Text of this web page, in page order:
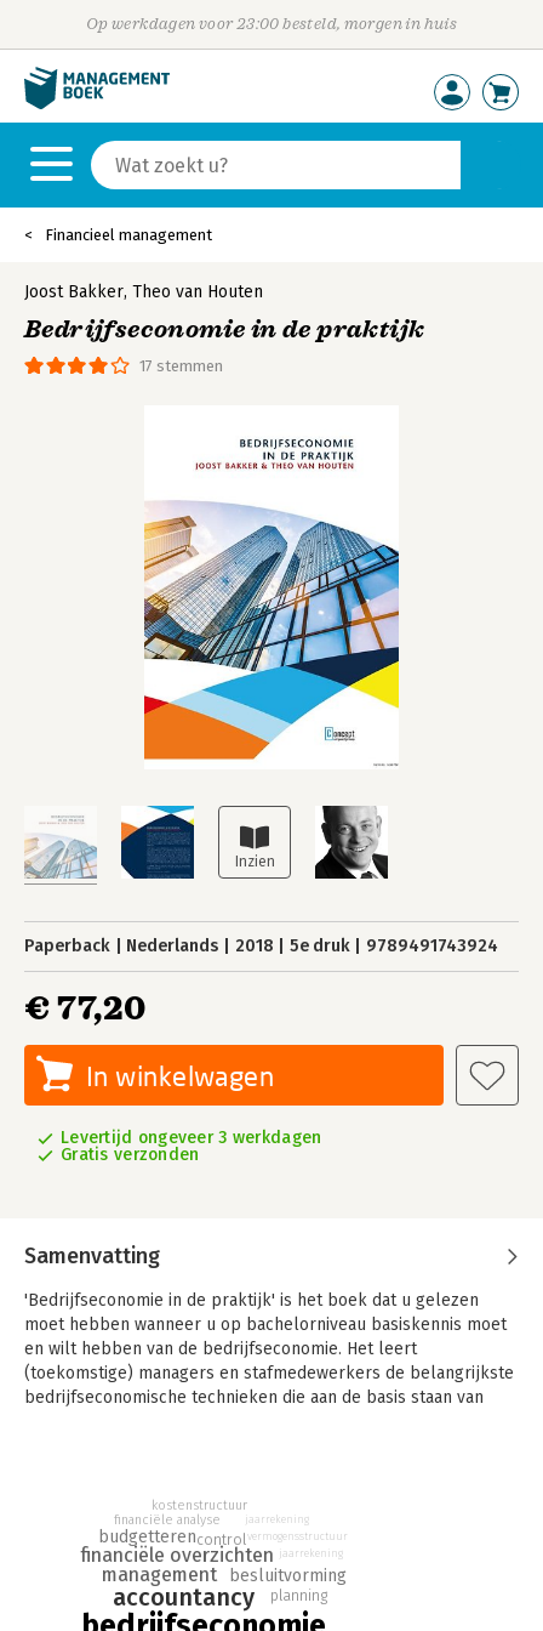
Op werkdagen voor 23:00 besteld, morgen in huis
Financieel management
17 stemmen
Joost Bakker, Theo van Houten
Bedrijfseconomie in de praktijk
Paperback Nederlands 2018 5e druk 9789491743924
€ 77,20
In winkelwagen
Levertijd ongeveer 3 werkdagen
Gratis verzonden
Samenvatting
'Bedrijfseconomie in de praktijk' is het boek dat u gelezen
moet hebben wanneer u op bachelorniveau basiskennis moet
en wilt hebben van de bedrijfseconomie. Het leert
(toekomstige) managers en stafmedewerkers de belangrijkste
bedrijfseconomische technieken die aan de basis staan van
werking van financiële overzichten, u leert hoe u de financiële
gezondheid van een organisatie vaststelt en u oefent in het
bepalen van de meest geschikte budgetteringsmethode en
kostenstructuur.
Ook bespreken de auteurs bedrijfseconomische onderwerpen
accountancy
management
financiële overzichten
besluitvorming
budgetterencontrol
planning
financiële analyse
kostenstructuur
jaarrekening
vermogensstructuur
jaarrekening